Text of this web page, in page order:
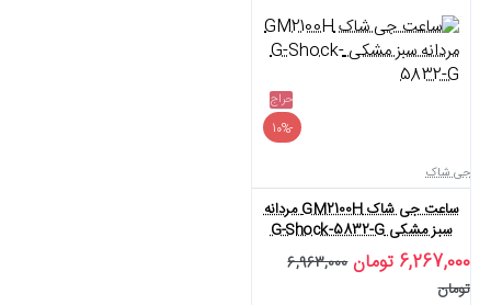
حراج
-10%
جی شاک
ساعت جی شاک GM2100H مردانه
سبز مشکی G-Shock-5832-G
6,267,000 تومان
6,963,000
تومان